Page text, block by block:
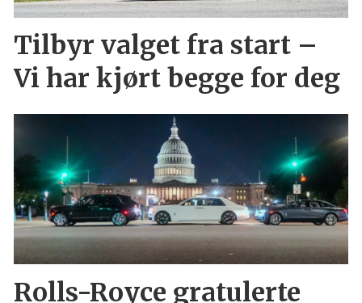
Tilbyr valget fra start –
Vi har kjørt begge for deg
Rolls-Royce gratulerte